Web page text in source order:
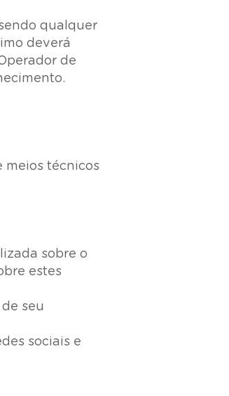
qualquer
deverá
de
meios técnicos
sobre o
estes
seu
sociais e